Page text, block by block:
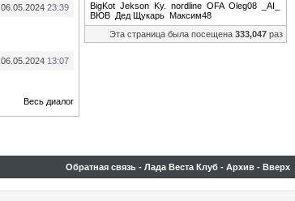
06.05.2024 23:39
06.05.2024 13:07
Весь диалог
BigKot Jekson Ky. nordline OFA Oleg08
_AI_
ВЮВ Дед Щукарь Максим48
Эта страница была посещена 333,047 раз
Обратная связь - Лада Веста Клуб - Архив - Вверх